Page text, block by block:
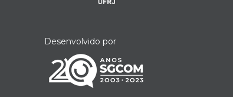
Desenvolvido por